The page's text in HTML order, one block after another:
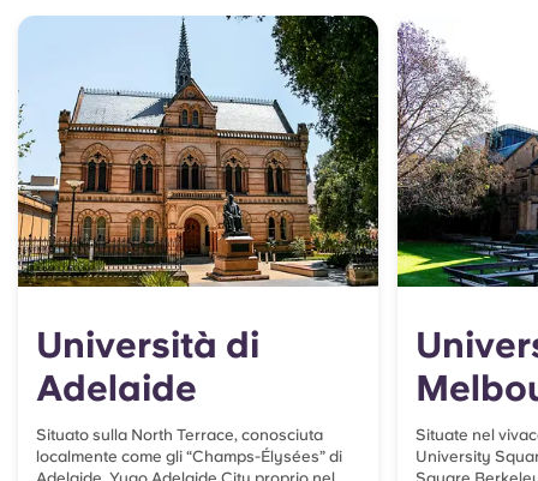
Università di
Adelaide
Situato sulla North Terrace, conosciuta
localmente come gli “Champs-Élysées” di
Situate nel
University